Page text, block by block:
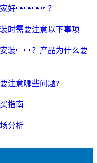
家好？
时需要注意以下事项
安装？产品为什么要
注意哪些问题?
指南
分析